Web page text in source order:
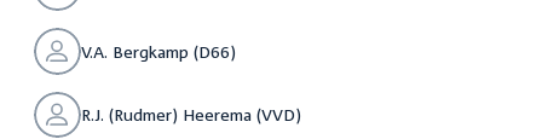
V.A. Bergkamp (D66)
R.J. (Rudmer) Heerema (VVD)